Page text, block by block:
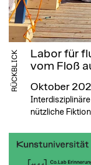
RÜCKBLICK
Labor für
vom Floß
Oktober
nützliche